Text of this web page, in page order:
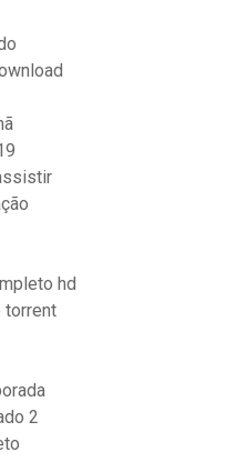
hd
torrent
2